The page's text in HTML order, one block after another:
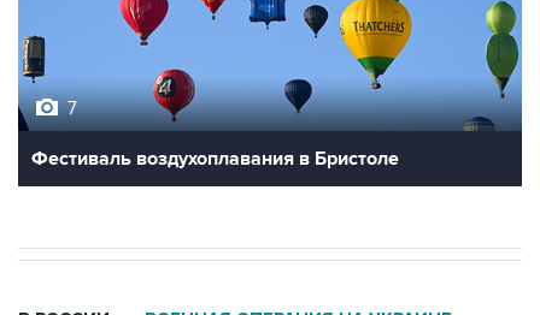
Фестиваль воздухоплавания в Бристоле